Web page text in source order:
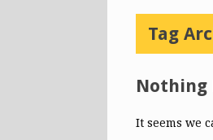
Tag
Nothing
It seems we